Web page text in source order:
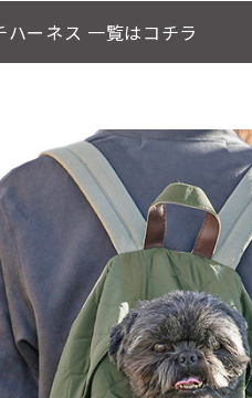
ハーネス 一覧はコチラ